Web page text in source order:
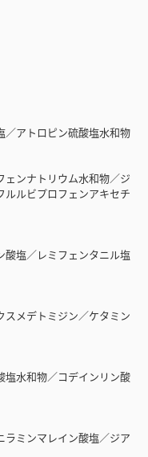
アトロピン硫酸塩水和物
ンナトリウム水和物／ジ
ルルビプロフェンアキセチ
塩／レミフェンタニル塩
メデトミジン／ケタミン
水和物／コデインリン酸
ミンマレイン酸塩／ジア